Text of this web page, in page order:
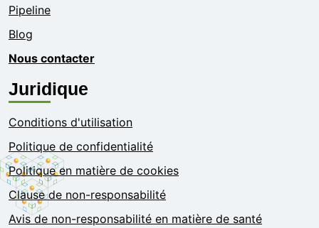
Pipeline
Blog
Nous contacter
Juridique
Conditions d'utilisation
Politique de confidentialité
Politique en matière de cookies
Clause de non-responsabilité
Avis de non-responsabilité en matière de santé